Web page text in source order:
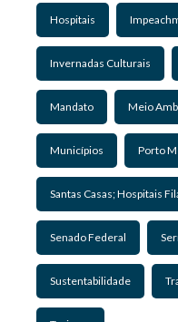
Hospitais
Invernadas Culturais
Mandato Meio
Municípios Porto
Santas Casas; Hospitais
Senado Federal
Sustentabilidade